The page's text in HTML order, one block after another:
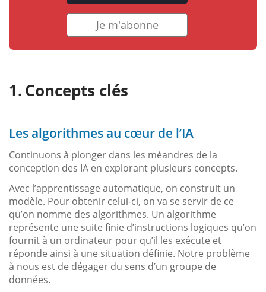
Je m'abonne
Concepts clés
Les algorithmes au cœur de l’IA
Continuons à plonger dans les méandres de la
conception des IA en explorant plusieurs concepts.
Avec l’apprentissage automatique, on construit un
modèle. Pour obtenir celui-ci, on va se servir de ce
qu’on nomme des algorithmes. Un algorithme
représente une suite finie d’instructions logiques qu’on
fournit à un ordinateur pour qu’il les exécute et
réponde ainsi à une situation définie. Notre problème
à nous est de dégager du sens d’un groupe de
données.